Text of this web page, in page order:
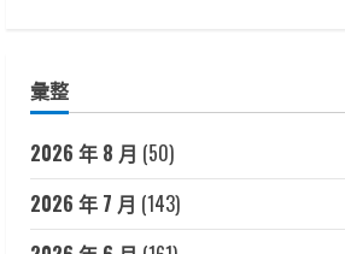
彙整
2026 年 8 月 (50)
2026 年 7 月 (143)